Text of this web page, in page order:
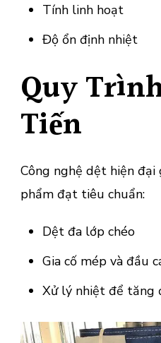
Tính linh hoạt
Độ ổn định nhiệt
Quy
Tiến
Công nghệ dệt hiện
phẩm đạt tiêu chuẩn:
Dệt đa lớp chéo
Gia cố mép và đầu
Xử lý nhiệt để tăng